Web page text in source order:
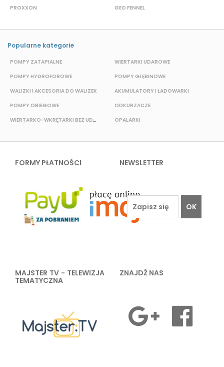
PROXXON
GEO FENNEL
Popularne kategorie
POMPY ZATAPIALNE
POMPY HYDROFOROWE
WALIZKI I AKCESORIA DO WALIZEK
POMPY OBIEGOWE
WIERTARKO-WKRĘTARKI BEZ UDAROWE
WIERTARKI UDAROWE
POMPY GŁĘBINOWE
AKUMULATORY I ŁADOWARKI
ODKURZACZE
OPALARKI
FORMY PŁATNOŚCI NEWSLETTER
OK
MAJSTER TV - TELEWIZJA
TEMATYCZNA
ZNAJDŹ NAS